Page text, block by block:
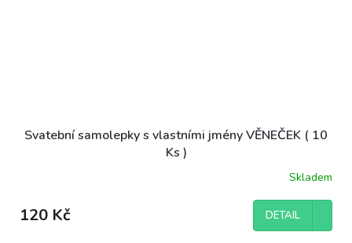
Svatební samolepky s vlastními jmény VĚNEČEK ( 10
Ks )
Skladem
120 Kč DETAIL